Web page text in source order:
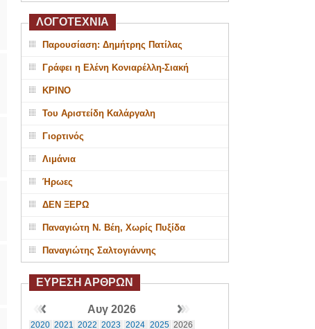
ΛΟΓΟΤΕΧΝΙΑ
Παρουσίαση: Δημήτρης Πατίλας
Γράφει η Ελένη Κονιαρέλλη-Σιακή
ΚΡΙΝΟ
Του Αριστείδη Καλάργαλη
Γιορτινός
Λιμάνια
Ήρωες
ΔΕΝ ΞΕΡΩ
Παναγιώτη Ν. Βέη, Χωρίς Πυξίδα
Παναγιώτης Σαλτογιάννης
ΕΥΡΕΣΗ ΑΡΘΡΩΝ
Αυγ 2026
2020 2021 2022 2023 2024 2025 2026